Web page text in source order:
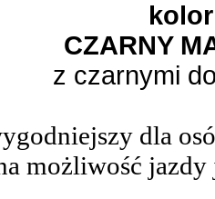
kolor
CZARNY
z czarnymi
dla
możliwość